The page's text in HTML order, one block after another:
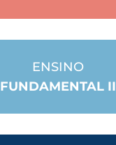
ENSINO
FUNDAMENTAL II